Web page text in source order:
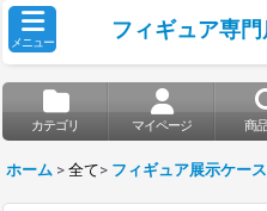
メニュー
フィギュア専
カテゴリ マイページ 商
ホーム > 全て> フィギュア展示ケース